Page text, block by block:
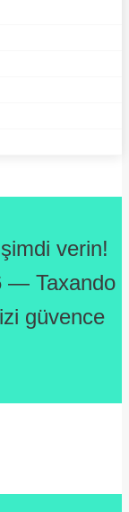
verin!
— Taxando
güvence